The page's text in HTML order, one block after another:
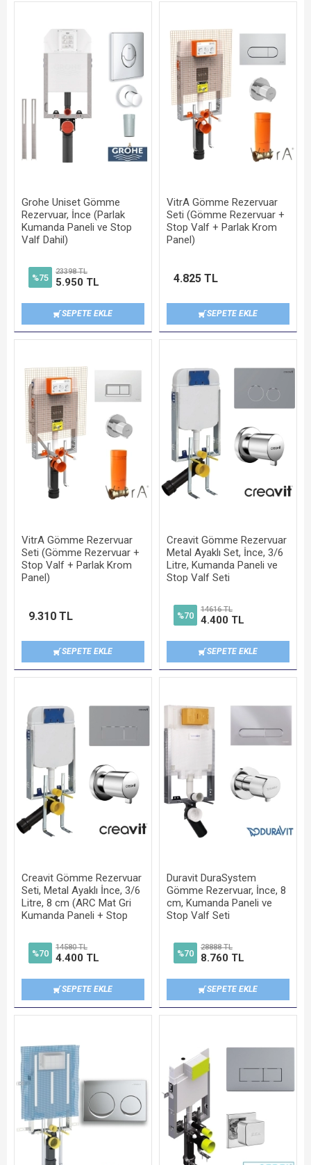
Grohe Uniset Gömme
Rezervuar, İnce (Parlak
Kumanda Paneli ve Stop
Valf Dahil)
%75
23398 TL
5.950 TL
SEPETE EKLE
VitrA Gömme Rezervuar
Seti (Gömme Rezervuar +
Stop Valf + Parlak Krom
Panel)
4.825 TL
SEPETE EKLE
VitrA Gömme Rezervuar
Seti (Gömme Rezervuar +
Stop Valf + Parlak Krom
Panel)
9.310 TL
SEPETE EKLE
Creavit Gömme Rezervuar
Metal Ayaklı Set, İnce, 3/6
Litre, Kumanda Paneli ve
Stop Valf Seti
%70
14616 TL
4.400 TL
SEPETE EKLE
Creavit Gömme Rezervuar
Seti, Metal Ayaklı İnce, 3/6
Litre, 8 cm (ARC Mat Gri
Kumanda Paneli + Stop
%70
14580 TL
4.400 TL
SEPETE EKLE
Duravit DuraSystem
Gömme Rezervuar, İnce, 8
cm, Kumanda Paneli ve
Stop Valf Seti
%70
28888 TL
8.760 TL
SEPETE EKLE